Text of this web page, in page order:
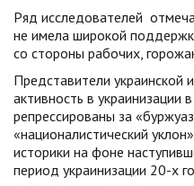
Ряд исследователей
не имела широкой
со стороны рабочих,
Представители украинской
активность в
репрессированы за
«националистический
историки на фоне
период украинизации 20-х